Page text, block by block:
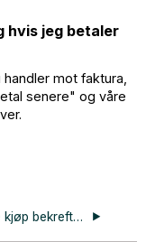
hvis jeg betaler
mot faktura,
senere" og våre
Må mine kjøp bekreftes med BankID?